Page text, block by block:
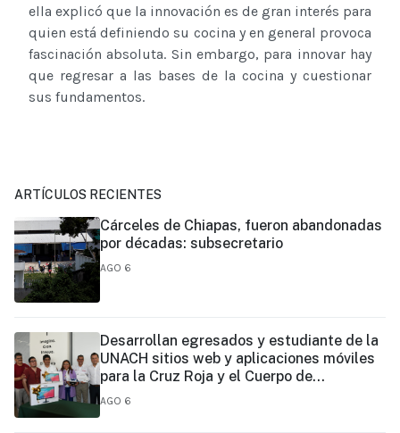
ella explicó que la innovación es de gran interés para
quien está definiendo su cocina y en general provoca
fascinación absoluta. Sin embargo, para innovar hay
que regresar a las bases de la cocina y cuestionar
sus fundamentos.
ARTÍCULOS RECIENTES
Cárceles de Chiapas, fueron abandonadas
por décadas: subsecretario
AGO 6
Desarrollan egresados y estudiante de la
UNACH sitios web y aplicaciones móviles
para la Cruz Roja y el Cuerpo de
Bomberos de Tapachula
AGO 6